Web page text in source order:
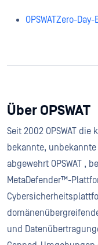
OPSWATZero-
Über OPSWAT
Seit 2002 OPSWAT
bekannte,
abgewehrt OPSWAT ,
MetaDefender™-
und